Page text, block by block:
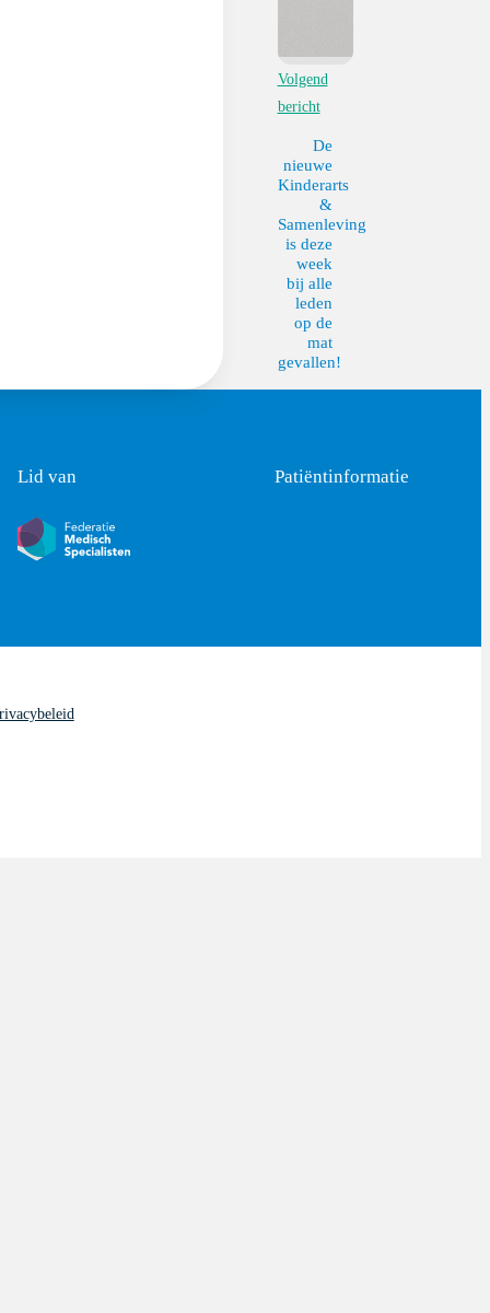
Volgend
bericht
De
nieuwe
Kinderarts
&
Samenleving
is deze
week
bij alle
leden
op de
mat
gevallen!
Lid van Patiëntinformatie